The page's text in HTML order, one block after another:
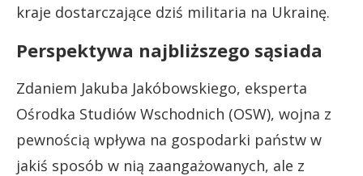
kraje dostarczające dziś militaria na Ukrainę.
Perspektywa najbliższego sąsiada
Zdaniem Jakuba Jakóbowskiego, eksperta
Ośrodka Studiów Wschodnich (OSW), wojna z
pewnością wpływa na gospodarki państw w
jakiś sposób w nią zaangażowanych, ale z